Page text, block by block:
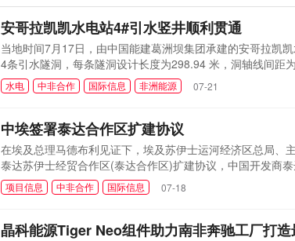
安哥拉凯凯水电站4#引水竖井顺利贯通
当地时间7月17日，由中国能建葛洲坝集团承建的安哥拉凯
4条引水隧洞，每条隧洞设计长度为298.94 米，洞轴线间距
机组的关键任务。其中，竖井段开挖深度达195米，是引水
严的部位。面对工期紧、施工强度高、作业空间狭窄等多重
水电 中非合作 国际信息 非洲能源 07-21
中埃签署泰达合作区扩建协议
在埃及总理马德布利见证下，埃及苏伊士运河经济区总局、
泰达苏伊士经贸合作区(泰达合作区)扩建协议，中国开发商
础设施建设。根据埃及内阁的声明，此次扩建正值泰达合作
后该区的总面积将超过10平方公里。此次合作对加速苏伊士
项目信息 中非合作 国际信息 07-18
晶科能源Tiger Neo组件助力南非奔驰工厂打